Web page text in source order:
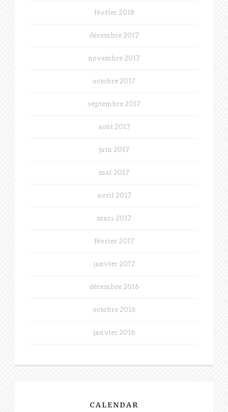
février 2018
décembre 2017
novembre 2017
octobre 2017
septembre 2017
août 2017
juin 2017
mai 2017
avril 2017
mars 2017
février 2017
janvier 2017
décembre 2016
octobre 2016
janvier 2016
CALENDAR